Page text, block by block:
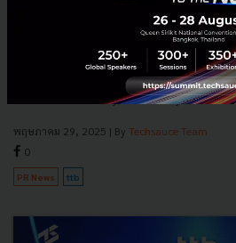
ttb ปั้น ttb spark tech ทีมดิจิทัลขอ
ทีทีบีเดินหน้าทรานส์ฟอร์มสู่ธนาคารดิจิทัล
tech ที่พัฒนาโครงสร้างไอทีจากภายใน เส
Automation และ Cybersecurity...
พฤษภาคม 29, 2025 | By Techsauce Team
0
PR News ttb